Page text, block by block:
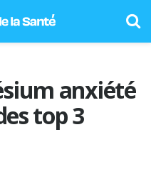
anxiété
top 3